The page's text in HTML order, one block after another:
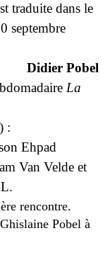
traduite dans le
septembre
Didier Pobel
La
:
Ehpad
Van Velde et
rencontre.
Pobel à